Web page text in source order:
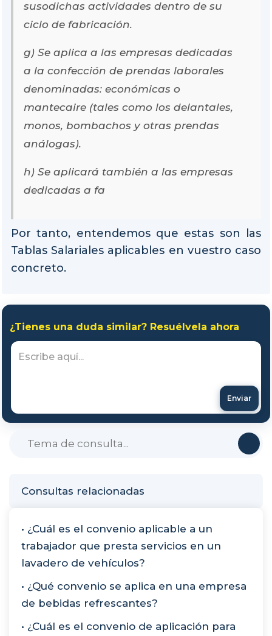
Consultas relacionadas
• ¿Cuál es el convenio aplicable a un
trabajador que presta servicios en un
lavadero de vehículos?
• ¿Qué convenio se aplica en una empresa
de bebidas refrescantes?
• ¿Cuál es el convenio de aplicación para
susodichas actividades dentro de su
ciclo de fabricación.
g) Se aplica a las empresas dedicadas
a la confección de prendas laborales
denominadas: económicas o
mantecaire (tales como los delantales,
monos, bombachos y otras prendas
análogas).
h) Se aplicará también a las empresas
dedicadas a fa
Por tanto, entendemos que estas son las
Tablas Salariales aplicables en vuestro caso
concreto.
¿Tienes una duda similar? Resuélvela ahora
Enviar